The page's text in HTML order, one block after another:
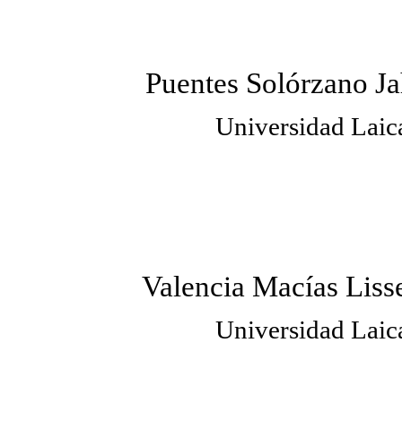
Puentes Solórzano
Universidad
Valencia Macías
Universidad